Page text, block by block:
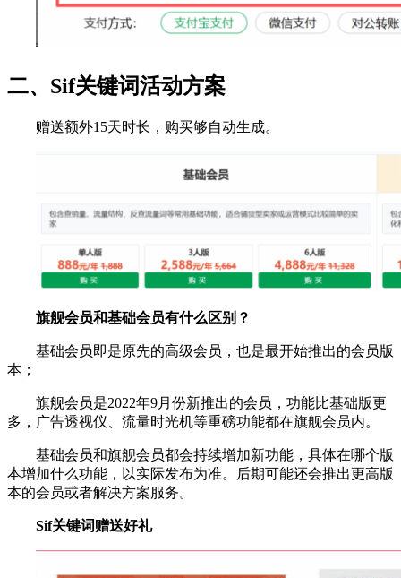
二、Sif关键词活动方案
赠送额外15天时长，购买够自动生成。
旗舰会员和基础会员有什么区别？
基础会员即是原先的高级会员，也是最开始推出的会员版
本；
旗舰会员是2022年9月份新推出的会员，功能比基础版更
多，广告透视仪、流量时光机等重磅功能都在旗舰会员内。
基础会员和旗舰会员都会持续增加新功能，具体在哪个版
本增加什么功能，以实际发布为准。后期可能还会推出更高版
本的会员或者解决方案服务。
Sif关键词赠送好礼